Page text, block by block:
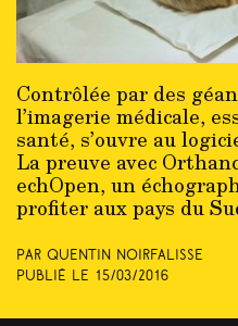
Contrôlée par des
l’imagerie médicale,
santé, s’ouvre au
La preuve avec
echOpen, un
profiter aux pays du
Par Quentin Noirfalisse
Publié le 15/03/2016